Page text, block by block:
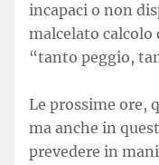
incapaci o non
malcelato calcolo
“tanto peggio,
Le prossime ore,
ma anche in
prevedere in